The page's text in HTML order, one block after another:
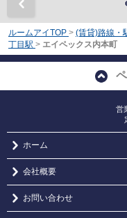
ルームアイTOP > (賃貸)路線・
丁目駅 > エイペックス内本町
営
ホーム
会社概要
お問い合わせ